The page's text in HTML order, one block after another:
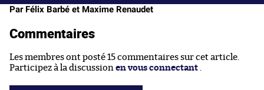
Par Félix Barbé et Maxime Renaudet
Commentaires
Les membres ont posté 15 commentaires sur cet article.
Participez à la discussion en vous connectant .